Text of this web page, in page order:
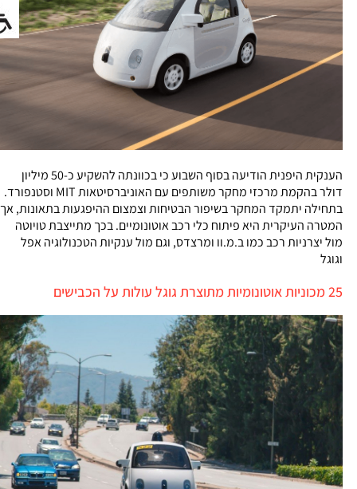
הענקית היפנית הודיעה בסוף השבוע כי בכוונתה להשקיע כ-50 מיליון
דולר בהקמת מרכזי מחקר משותפים עם האוניברסיטאות MIT וסטנפורד.
בתחילה יתמקד המחקר בשיפור הבטיחות וצמצום ההיפגעות בתאונות, אך
המטרה העיקרית היא פיתוח כלי רכב אוטונומיים. בכך מתייצבת טויוטה
מול יצרניות רכב כמו ב.מ.וו ומרצדס, וגם מול ענקיות הטכנולוגיה אפל
וגוגל
25 מכוניות אוטונומיות מתוצרת גוגל עולות על הכבישים